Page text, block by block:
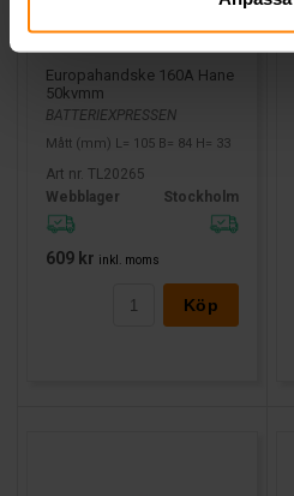
Europahandske 160A Hane
50kvmm
BATTERIEXPRESSEN
Mått (mm) L= 105 B= 84 H= 33
Art nr. TL20265
Webblager
Stockholm
609 kr inkl. moms
Köp